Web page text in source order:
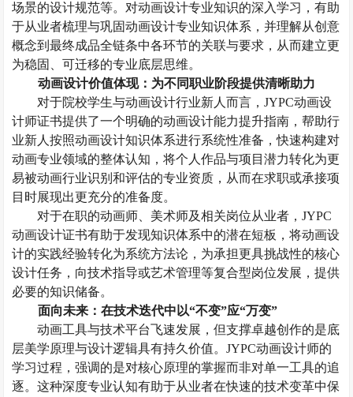
场景的设计规范等。 对动画设计专业知识的深入学习，有助
于从业者梳理与巩固动画设计专业知识体系，并理解从创意
概念到最终成品全链条中各环节的关联与要求，从而建立更
为稳固、可迁移的专业底层思维。
动画设计价值体现：为不同职业阶段提供清晰助力
对于院校学生与动画设计行业新人而言，JYPC动画设
计师证书提供了一个明确的动画设计能力提升指南 ，帮助行
业新人按照动画设计知识体系进行系统性准备，快速构建对
动画专业领域的整体认知，将个人作品与项目潜力转化为更
易被动画行业识别和评估的专业资质，从而在求职或承接项
目时展现出更充分的准备度。
对于在职的动画师、美术师及相关岗位从业者，JYPC
动画设计证书有助于发现知识体系中的潜在短板，将动画设
计的实践经验转化为系统方法论，为承担更具挑战性的核心
设计任务 ， 向技术指导或艺术管理等复合型岗位发展，提供
必要的知识储备。
面向未来：在技术迭代中以“不变”应“万变”
动画工具与技术平台飞速发展，但支撑卓越创作的是底
层美学原理与设计逻辑具有持久价值。JYPC动画设计师的
学习过程，强调的是对核心原理的掌握而非对单一工具的追
逐。这种深度专业认知有助于从业者在快速的技术变革中保